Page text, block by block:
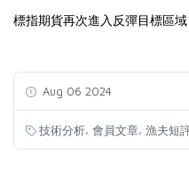
標指期貨再次進入反彈目標區域
Aug 06 2024
技術分析, 會員文章, 漁夫短